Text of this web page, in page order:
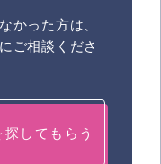
かった方は、
ご相談くださ
してもらう